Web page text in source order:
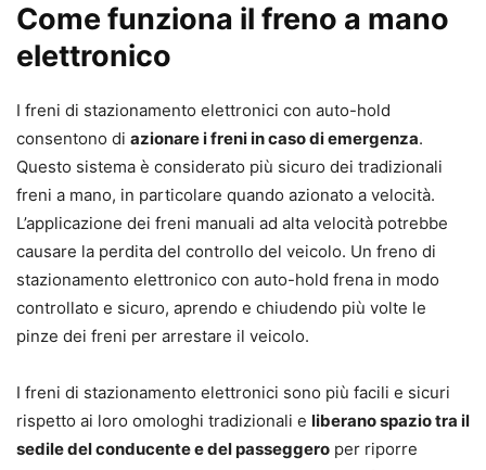
Come funziona il freno a mano
elettronico
I freni di stazionamento elettronici con auto-hold
consentono di azionare i freni in caso di emergenza.
Questo sistema è considerato più sicuro dei tradizionali
freni a mano, in particolare quando azionato a velocità.
L’applicazione dei freni manuali ad alta velocità potrebbe
causare la perdita del controllo del veicolo. Un freno di
stazionamento elettronico con auto-hold frena in modo
controllato e sicuro, aprendo e chiudendo più volte le
pinze dei freni per arrestare il veicolo.
I freni di stazionamento elettronici sono più facili e sicuri
rispetto ai loro omologhi tradizionali e liberano spazio tra il
sedile del conducente e del passeggero per riporre